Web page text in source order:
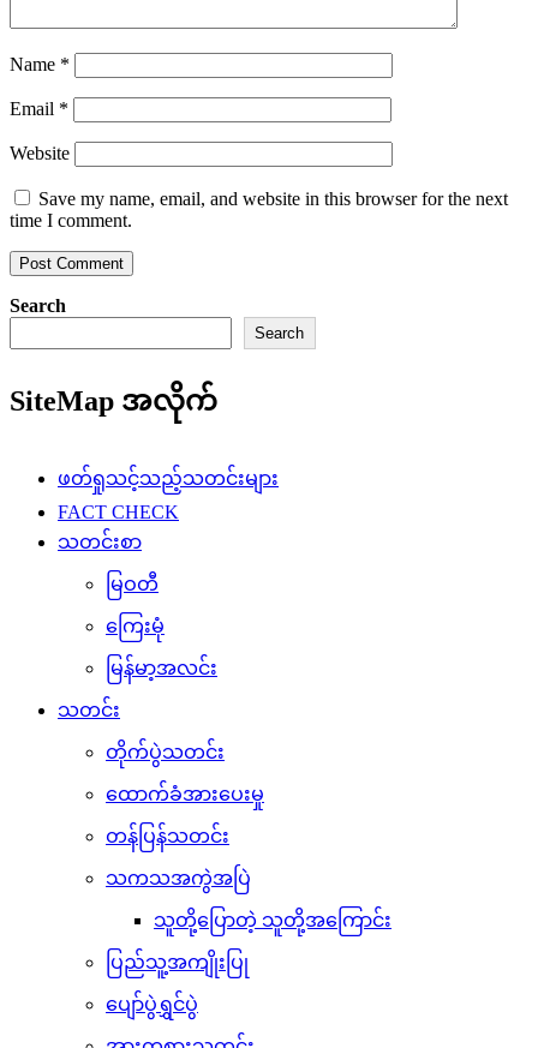
Name *
Email *
Website
Save my name, email, and website in this browser for the next
time I comment.
Search
Search
SiteMap အလိုက်
ဖတ်ရှုသင့်သည့်သတင်းများ
FACT CHECK
သတင်းစာ
မြဝတီ
ကြေးမုံ
မြန်မာ့အလင်း
သတင်း
တိုက်ပွဲသတင်း
ထောက်ခံအားပေးမှု
တန်ပြန်သတင်း
သကသအကွဲအပြဲ
သူတို့ပြောတဲ့ သူတို့အကြောင်း
ပြည်သူ့အကျိုးပြု
ပျော်ပွဲရွှင်ပွဲ